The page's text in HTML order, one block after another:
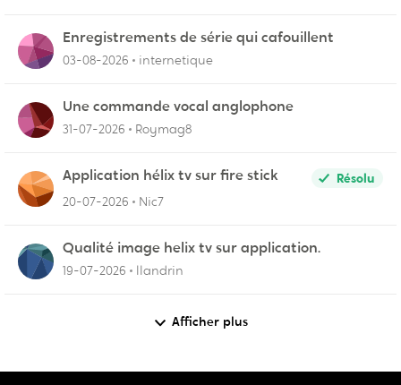
Enregistrements de série qui cafouillent
03-08-2026 internetique
Une commande vocal anglophone
31-07-2026 Roymag8
Application hélix tv sur fire stick
Résolu
20-07-2026
Nic7
Qualité image helix tv sur application.
19-07-2026 llandrin
Afficher plus